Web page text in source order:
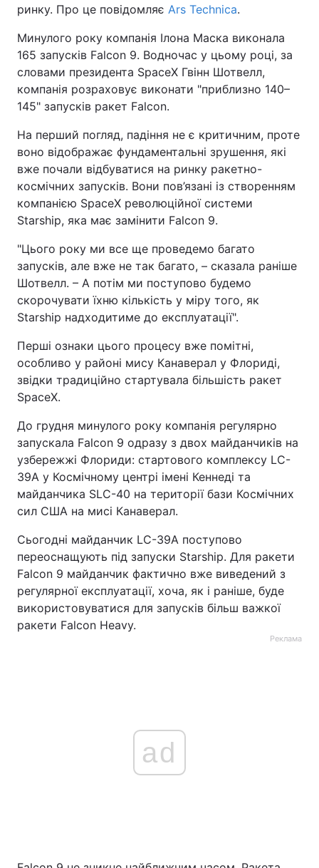
ринку. Про це повідомляє Ars Technica.
Минулого року компанія Ілона Маска виконала
165 запусків Falcon 9. Водночас у цьому році, за
словами президента SpaceX Гвінн Шотвелл,
компанія розраховує виконати "приблизно 140–
145" запусків ракет Falcon.
На перший погляд, падіння не є критичним, проте
воно відображає фундаментальні зрушення, які
вже почали відбуватися на ринку ракетно-
космічних запусків. Вони пов’язані із створенням
компанією SpaceX революційної системи
Starship, яка має замінити Falcon 9.
"Цього року ми все ще проведемо багато
запусків, але вже не так багато, – сказала раніше
Шотвелл. – А потім ми поступово будемо
скорочувати їхню кількість у міру того, як
Starship надходитиме до експлуатації".
Перші ознаки цього процесу вже помітні,
особливо у районі мису Канаверал у Флориді,
звідки традиційно стартувала більшість ракет
SpaceX.
До грудня минулого року компанія регулярно
запускала Falcon 9 одразу з двох майданчиків на
узбережжі Флориди: стартового комплексу LC-
39A у Космічному центрі імені Кеннеді та
майданчика SLC-40 на території бази Космічних
сил США на мисі Канаверал.
Сьогодні майданчик LC-39A поступово
переоснащують під запуски Starship. Для ракети
Falcon 9 майданчик фактично вже виведений з
регулярної експлуатації, хоча, як і раніше, буде
використовуватися для запусків більш важкої
ракети Falcon Heavy.
Реклама
ad